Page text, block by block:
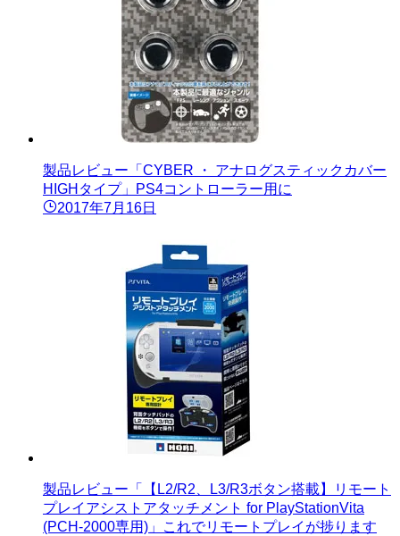
製品レビュー「CYBER ・ アナログスティックカバー
HIGHタイプ」PS4コントローラー用に
2017年7月16日
製品レビュー「【L2/R2、L3/R3ボタン搭載】リモート
プレイアシストアタッチメント for PlayStationVita
(PCH-2000専用)」これでリモートプレイが捗ります